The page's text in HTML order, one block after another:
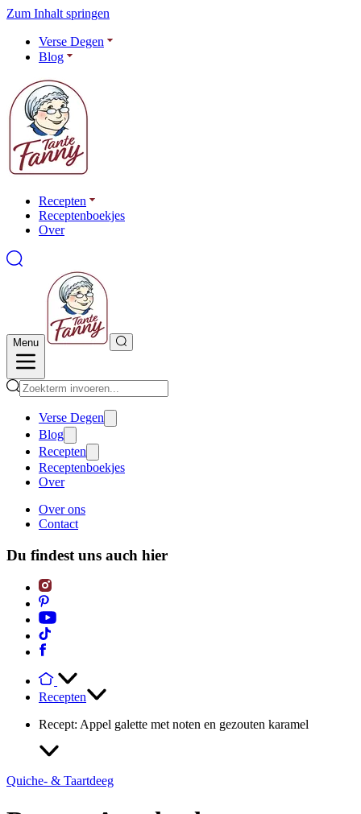
Zum Inhalt springen
Verse Degen
Blog
Recepten
Receptenboekjes
Over
Menu
Verse Degen
Blog
Recepten
Receptenboekjes
Over
Over ons
Contact
Du findest uns auch hier
Recepten
Recept: Appel galette met noten en gezouten karamel
Quiche- & Taartdeeg